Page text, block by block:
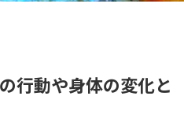
行動や身体の変化と